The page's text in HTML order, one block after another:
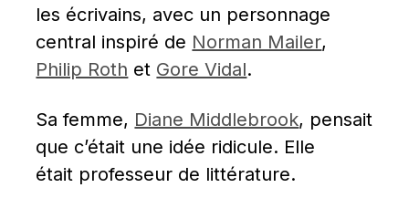
les écrivains, avec un personnage
central inspiré de Norman Mailer,
Philip Roth et Gore Vidal.
Sa femme, Diane Middlebrook, pensait
que c’était une idée ridicule. Elle
était professeur de littérature.